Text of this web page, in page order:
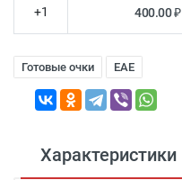
+1 400.00 ₽
Готовые очки EAE
Характеристики